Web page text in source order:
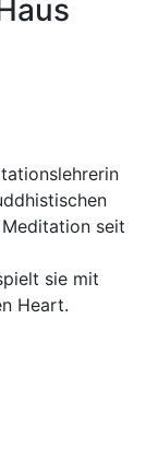
seit
sie mit
Heart.